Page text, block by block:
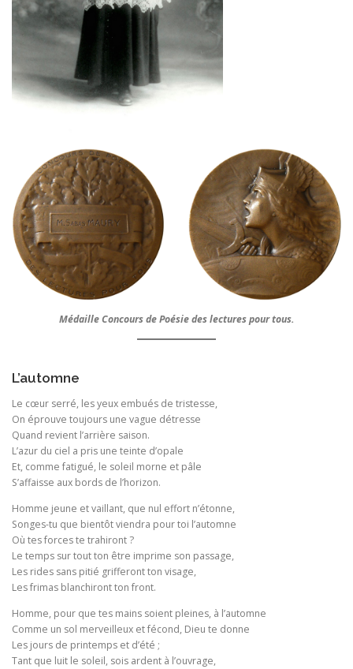
Médaille Concours de Poésie des lectures pour tous.
L’automne
Le cœur serré, les yeux embués de tristesse,
On éprouve toujours une vague détresse
Quand revient l’arrière saison.
L’azur du ciel a pris une teinte d’opale
Et, comme fatigué, le soleil morne et pâle
S’affaisse aux bords de l’horizon.
Homme jeune et vaillant, que nul effort n’étonne,
Songes-tu que bientôt viendra pour toi l’automne
Où tes forces te trahiront ?
Le temps sur tout ton être imprime son passage,
Les rides sans pitié grifferont ton visage,
Les frimas blanchiront ton front.
Homme, pour que tes mains soient pleines, à l’automne
Comme un sol merveilleux et fécond, Dieu te donne
Les jours de printemps et d’été ;
Tant que luit le soleil, sois ardent à l’ouvrage,